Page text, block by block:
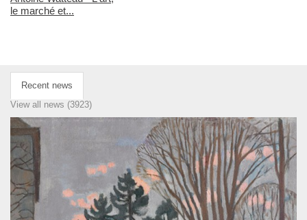
le marché et...
Recent news
View all news (3923)